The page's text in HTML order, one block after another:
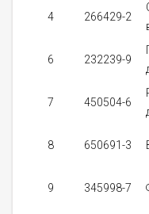
4 266429-2
6 232239-9
7 450504-6
8 650691-3
9 345998-7